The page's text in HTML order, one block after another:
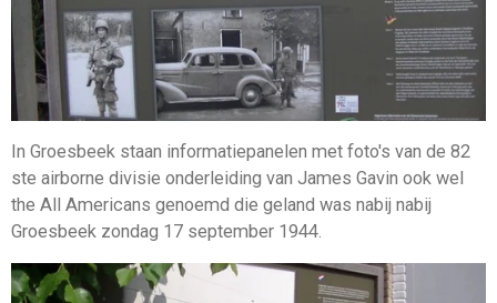
In Groesbeek staan informatiepanelen met foto's van de 82
ste airborne divisie onderleiding van James Gavin ook wel
the All Americans genoemd die geland was nabij nabij
Groesbeek zondag 17 september 1944.